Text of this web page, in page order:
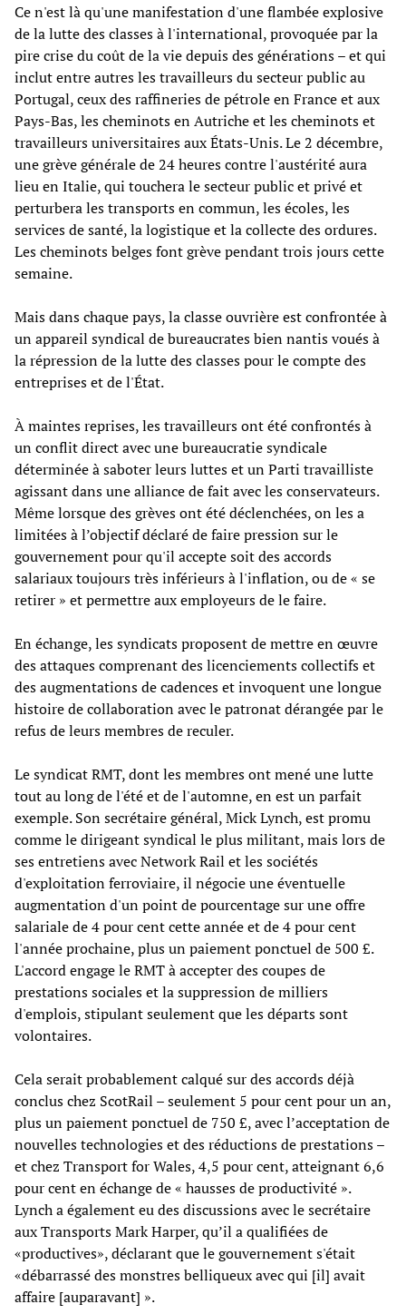
Ce n'est là qu'une manifestation d'une flambée explosive
de la lutte des classes à l'international, provoquée par la
pire crise du coût de la vie depuis des générations – et qui
inclut entre autres les travailleurs du secteur public au
Portugal, ceux des raffineries de pétrole en France et aux
Pays-Bas, les cheminots en Autriche et les cheminots et
travailleurs universitaires aux États-Unis. Le 2 décembre,
une grève générale de 24 heures contre l'austérité aura
lieu en Italie, qui touchera le secteur public et privé et
perturbera les transports en commun, les écoles, les
services de santé, la logistique et la collecte des ordures.
Les cheminots belges font grève pendant trois jours cette
semaine.
Mais dans chaque pays, la classe ouvrière est confrontée à
un appareil syndical de bureaucrates bien nantis voués à
la répression de la lutte des classes pour le compte des
entreprises et de l'État.
À maintes reprises, les travailleurs ont été confrontés à
un conflit direct avec une bureaucratie syndicale
déterminée à saboter leurs luttes et un Parti travailliste
agissant dans une alliance de fait avec les conservateurs.
Même lorsque des grèves ont été déclenchées, on les a
limitées à l’objectif déclaré de faire pression sur le
gouvernement pour qu'il accepte soit des accords
salariaux toujours très inférieurs à l'inflation, ou de « se
retirer » et permettre aux employeurs de le faire.
En échange, les syndicats proposent de mettre en œuvre
des attaques comprenant des licenciements collectifs et
des augmentations de cadences et invoquent une longue
histoire de collaboration avec le patronat dérangée par le
refus de leurs membres de reculer.
Le syndicat RMT, dont les membres ont mené une lutte
tout au long de l'été et de l'automne, en est un parfait
exemple. Son secrétaire général, Mick Lynch, est promu
comme le dirigeant syndical le plus militant, mais lors de
ses entretiens avec Network Rail et les sociétés
d'exploitation ferroviaire, il négocie une éventuelle
augmentation d'un point de pourcentage sur une offre
salariale de 4 pour cent cette année et de 4 pour cent
l'année prochaine, plus un paiement ponctuel de 500 £.
L'accord engage le RMT à accepter des coupes de
prestations sociales et la suppression de milliers
d'emplois, stipulant seulement que les départs sont
volontaires.
Cela serait probablement calqué sur des accords déjà
conclus chez ScotRail – seulement 5 pour cent pour un an,
plus un paiement ponctuel de 750 £, avec l’acceptation de
nouvelles technologies et des réductions de prestations –
et chez Transport for Wales, 4,5 pour cent, atteignant 6,6
pour cent en échange de « hausses de productivité ».
Lynch a également eu des discussions avec le secrétaire
aux Transports Mark Harper, qu’il a qualifiées de
«productives», déclarant que le gouvernement s'était
«débarrassé des monstres belliqueux avec qui [il] avait
affaire [auparavant] ».